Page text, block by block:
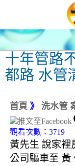
十年管路
都路 水管
首頁 》 洗水管
觀看次數：3719
黃先生 說家裡
公司驅車至 黃